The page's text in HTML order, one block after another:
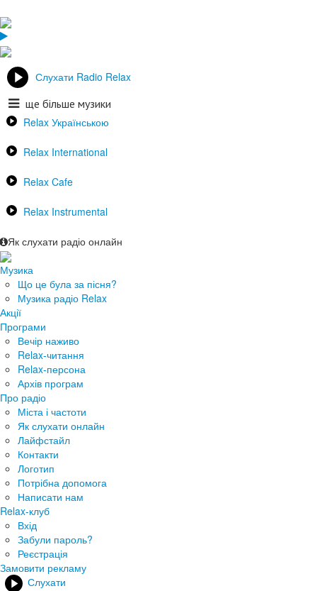
Слухати Radio Relax
ще більше музики
Relax Українською
Relax International
Relax Cafe
Relax Instrumental
Як слухати радіо онлайн
Музика
Що це була за пісня?
Музика радіо Relax
Акції
Програми
Вечір наживо
Relax-читання
Relax-персона
Архів програм
Про радіо
Міста і частоти
Як слухати онлайн
Лайфстайл
Контакти
Логотип
Потрібна допомога
Написати нам
Relax-клуб
Вхід
Забули пароль?
Реєстрація
Замовити рекламу
Слухати